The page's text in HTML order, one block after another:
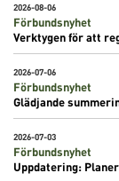
2026-08-06
Förbundsnyhet
Verktygen för att
2026-07-06
Förbundsnyhet
Glädjande
2026-07-03
Förbundsnyhet
Uppdatering: